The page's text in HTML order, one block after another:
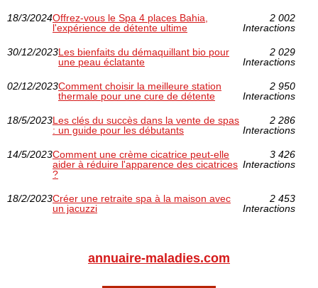
18/3/2024Offrez-vous le Spa 4 places Bahia,
l'expérience de détente ultime
2 002
Interactions
30/12/2023Les bienfaits du démaquillant bio pour
une peau éclatante
2 029
Interactions
02/12/2023Comment choisir la meilleure station
thermale pour une cure de détente
2 950
Interactions
18/5/2023Les clés du succès dans la vente de spas
: un guide pour les débutants
2 286
Interactions
14/5/2023Comment une crème cicatrice peut-elle
aider à réduire l'apparence des cicatrices
?
3 426
Interactions
18/2/2023Créer une retraite spa à la maison avec
un jacuzzi
2 453
Interactions
annuaire-maladies.com